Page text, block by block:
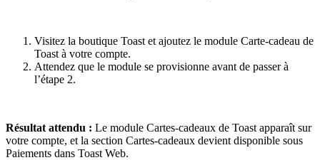
Visitez la boutique Toast et ajoutez le module Carte-cadeau de
Toast à votre compte.
Attendez que le module se provisionne avant de passer à
l’étape 2.
Résultat attendu : Le module Cartes-cadeaux de Toast apparaît sur
votre compte, et la section Cartes-cadeaux devient disponible sous
Paiements dans Toast Web.